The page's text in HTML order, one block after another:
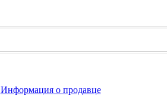
Информация о продавце